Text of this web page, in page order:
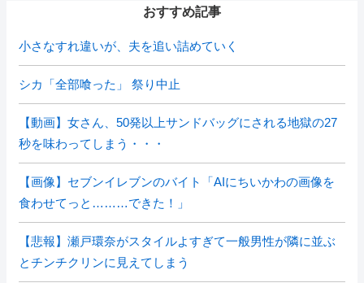
おすすめ記事
小さなすれ違いが、夫を追い詰めていく
シカ「全部喰った」 祭り中止
【動画】女さん、50発以上サンドバッグにされる地獄の27
秒を味わってしまう・・・
【画像】セブンイレブンのバイト「AIにちいかわの画像を
食わせてっと………できた！」
【悲報】瀬戸環奈がスタイルよすぎて一般男性が隣に並ぶ
とチンチクリンに見えてしまう